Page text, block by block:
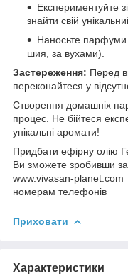
Експериментуйте
знайти свій
Наносьте парфуми
шия, за вухами).
Застереження: Перед
переконайтеся у
Створення домашніх
процес. Не бійтеся
унікальні аромати!
Придбати ефірну олію
Ви зможете зробивши
www.vivasan-
номерам телефонів
Приховати
Характеристики